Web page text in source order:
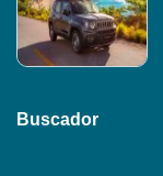
Buscador